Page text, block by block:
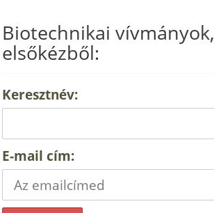
Biotechnikai vívmányok,
elsőkézből:
Keresztnév:
E-mail cím: